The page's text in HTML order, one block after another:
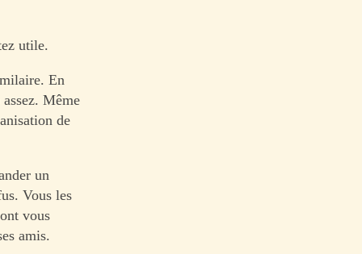
utile.
En
Même
de
un
Vous les
vous
amis.